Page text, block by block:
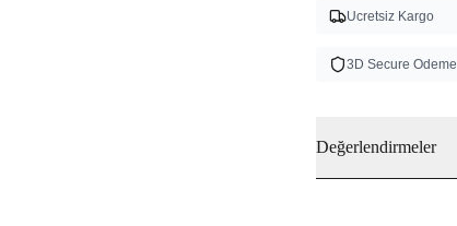
Ucretsiz Kargo
3D Secure Odeme
Değerlendirmeler